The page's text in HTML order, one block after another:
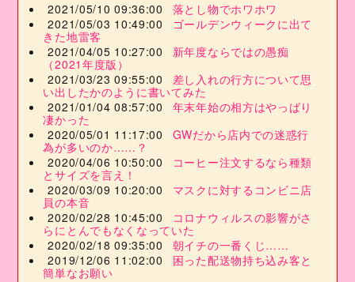
2021/05/10 09:36:00
落とし物でホワホワ
2021/05/03 10:49:00
ゴールデンウィークに出て
きた地雷客
2021/04/05 10:27:00
新年度ならではの愚痴
（2021年度版）
2021/03/23 09:55:00
差し入れの行方について思
い出したかのように書いてみた
2021/01/04 08:57:00
年末年始の相方はやっぱり
凄かった
2020/05/01 11:17:00
GWだから店内での迷惑行
為が多いのか……？
2020/04/06 10:50:00
コーヒー注文するなら種類
とサイズを言え！
2020/03/09 10:20:00
マスクに対するコンビニ店
員の本音
2020/02/28 10:45:00
コロナウィルスの影響がさ
らにとんでもなくなっていた
2020/02/18 09:35:00
朝イチの一番くじ……
2019/12/06 11:02:00
困った配送物持ち込み客と
簡単なお願い